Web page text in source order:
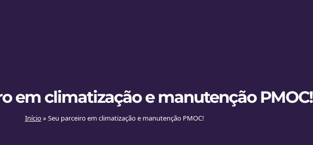
em climatização e manutenção PMOC!
Início» Seu parceiro em climatização e manutenção PMOC!